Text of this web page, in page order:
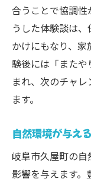
合うことで協調性
うした体験談は
かけにもなり、
験後には「また
まれ、次のチャ
ます。
自然環境が与え
岐阜市久屋町の
影響を与えます